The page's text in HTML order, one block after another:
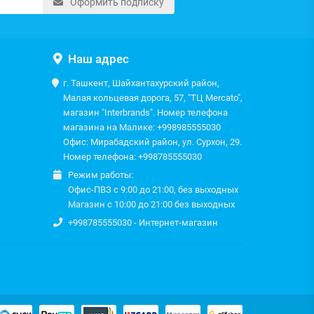
Наш адрес
г. Ташкент, Шайхантахурский район,
Малая кольцевая дорога, 57, "ТЦ Mercato",
магазин "Interbrands". Номер телефона
магазина на Малике: +998985555030
Офис: Мирабадский район, ул. Сурхон, 29.
Номер телефона: +998785555030
Режим работы:
Офис-ПВЗ с 9:00 до 21:00, без выходных
Магазин с 10:00 до 21:00 без выходных
+998785555030 - Интернет-магазин